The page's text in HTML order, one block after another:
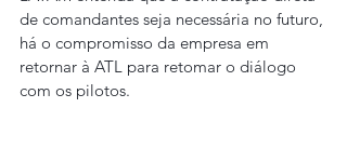
de comandantes seja necessária no futuro,
há o compromisso da empresa em
retornar à ATL para retomar o diálogo
com os pilotos.